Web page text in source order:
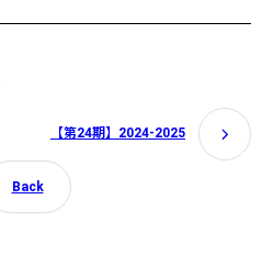
Back
【第24期】2024-2025